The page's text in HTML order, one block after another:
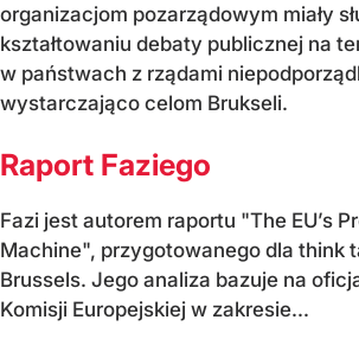
organizacjom pozarządowym miały
kształtowaniu debaty publicznej na
w państwach z rządami
wystarczająco celom Brukseli.
Raport Faziego
Fazi jest autorem raportu "The EU’s
Machine", przygotowanego dla think
Brussels. Jego analiza bazuje na
Komisji Europejskiej w zakresie...